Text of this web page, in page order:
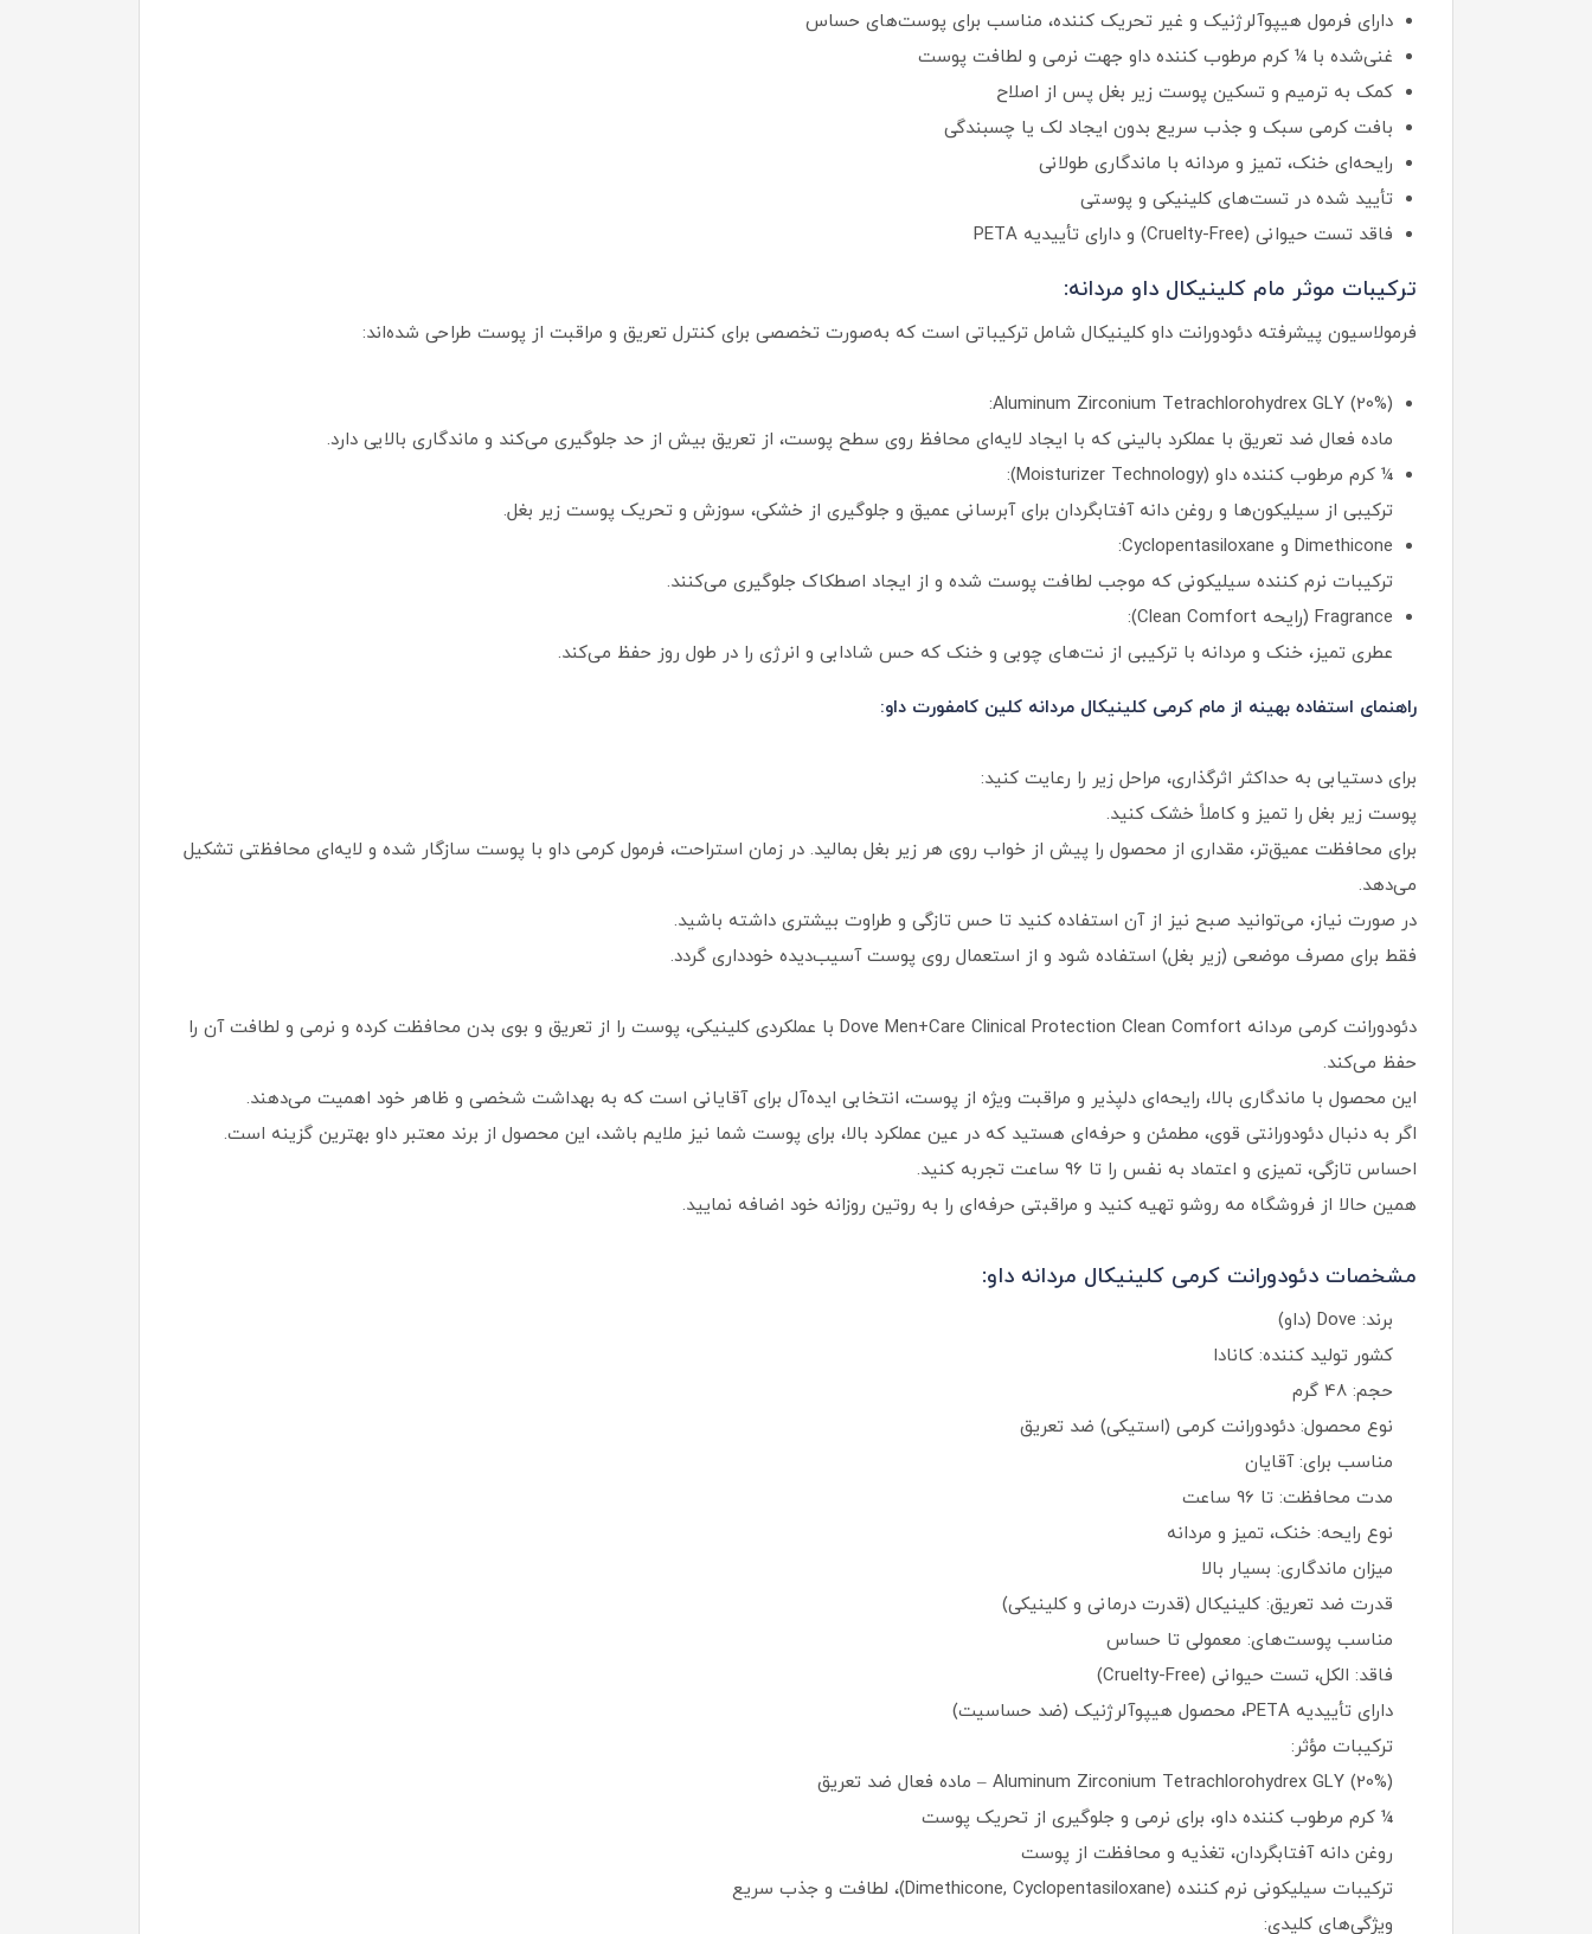
دارای فرمول هیپوآلرژنیک و غیر تحریک‌ کننده، مناسب برای پوست‌های حساس
غنی‌شده با ¼ کرم مرطوب‌ کننده داو جهت نرمی و لطافت پوست
کمک به ترمیم و تسکین پوست زیر بغل پس از اصلاح
بافت کرمی سبک و جذب سریع بدون ایجاد لک یا چسبندگی
رایحه‌ای خنک، تمیز و مردانه با ماندگاری طولانی
تأیید شده در تست‌های کلینیکی و پوستی
فاقد تست حیوانی (Cruelty-Free) و دارای تأییدیه PETA
ترکیبات موثر مام کلینیکال داو مردانه:
فرمولاسیون پیشرفته دئودورانت داو کلینیکال شامل ترکیباتی است که به‌صورت تخصصی برای کنترل تعریق و مراقبت از پوست طراحی شده‌اند:
Aluminum Zirconium Tetrachlorohydrex GLY (20%):
ماده فعال ضد تعریق با عملکرد بالینی که با ایجاد لایه‌ای محافظ روی سطح پوست، از تعریق بیش از حد جلوگیری می‌کند و ماندگاری بالایی دارد.
¼ کرم مرطوب‌ کننده داو (Moisturizer Technology):
ترکیبی از سیلیکون‌ها و روغن دانه آفتابگردان برای آبرسانی عمیق و جلوگیری از خشکی، سوزش و تحریک پوست زیر بغل.
Dimethicone و Cyclopentasiloxane:
ترکیبات نرم‌ کننده سیلیکونی که موجب لطافت پوست شده و از ایجاد اصطکاک جلوگیری می‌کنند.
Fragrance (رایحه Clean Comfort):
عطری تمیز، خنک و مردانه با ترکیبی از نت‌های چوبی و خنک که حس شادابی و انرژی را در طول روز حفظ می‌کند.
راهنمای استفاده بهینه از مام کرمی کلینیکال مردانه کلین کامفورت داو:
برای دستیابی به حداکثر اثرگذاری، مراحل زیر را رعایت کنید:
پوست زیر بغل را تمیز و کاملاً خشک کنید.
برای محافظت عمیق‌تر، مقداری از محصول را پیش از خواب روی هر زیر بغل بمالید. در زمان استراحت، فرمول کرمی داو با پوست سازگار شده و لایه‌ای محافظتی تشکیل
می‌دهد.
در صورت نیاز، می‌توانید صبح نیز از آن استفاده کنید تا حس تازگی و طراوت بیشتری داشته باشید.
فقط برای مصرف موضعی (زیر بغل) استفاده شود و از استعمال روی پوست آسیب‌دیده خودداری گردد.
دئودورانت کرمی مردانه Dove Men+Care Clinical Protection Clean Comfort با عملکردی کلینیکی، پوست را از تعریق و بوی بدن محافظت کرده و نرمی و لطافت آن را
حفظ می‌کند.
این محصول با ماندگاری بالا، رایحه‌ای دلپذیر و مراقبت ویژه از پوست، انتخابی ایده‌آل برای آقایانی است که به بهداشت شخصی و ظاهر خود اهمیت می‌دهند.
اگر به دنبال دئودورانتی قوی، مطمئن و حرفه‌ای هستید که در عین عملکرد بالا، برای پوست شما نیز ملایم باشد، این محصول از برند معتبر داو بهترین گزینه است.
احساس تازگی، تمیزی و اعتماد به‌ نفس را تا ۹۶ ساعت تجربه کنید.
همین حالا از فروشگاه مه‌ روشو تهیه کنید و مراقبتی حرفه‌ای را به روتین روزانه خود اضافه نمایید.
مشخصات دئودورانت کرمی کلینیکال مردانه داو:
برند: Dove (داو)
کشور تولید کننده: کانادا
حجم: 48 گرم
نوع محصول: دئودورانت کرمی (استیکی) ضد تعریق
مناسب برای: آقایان
مدت محافظت: تا 96 ساعت
نوع رایحه: خنک، تمیز و مردانه
میزان ماندگاری: بسیار بالا
قدرت ضد تعریق: کلینیکال (قدرت درمانی و کلینیکی)
مناسب پوست‌های: معمولی تا حساس
فاقد: الکل، تست حیوانی (Cruelty-Free)
دارای تأییدیه PETA، محصول هیپوآلرژنیک (ضد حساسیت)
ترکیبات مؤثر:
Aluminum Zirconium Tetrachlorohydrex GLY (20%) – ماده فعال ضد تعریق
¼ کرم مرطوب‌ کننده داو، برای نرمی و جلوگیری از تحریک پوست
روغن دانه آفتابگردان، تغذیه و محافظت از پوست
ترکیبات سیلیکونی نرم‌ کننده (Dimethicone, Cyclopentasiloxane)، لطافت و جذب سریع
ویژگی‌های کلیدی: